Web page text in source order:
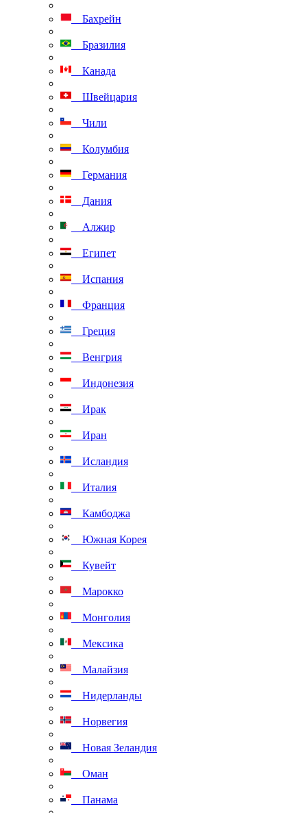
Бахрейн
Бразилия
Канада
Швейцария
Чили
Колумбия
Германия
Дания
Алжир
Египет
Испания
Франция
Греция
Венгрия
Индонезия
Ирак
Иран
Исландия
Италия
Камбоджа
Южная Корея
Кувейт
Марокко
Монголия
Мексика
Малайзия
Нидерланды
Норвегия
Новая Зеландия
Оман
Панама